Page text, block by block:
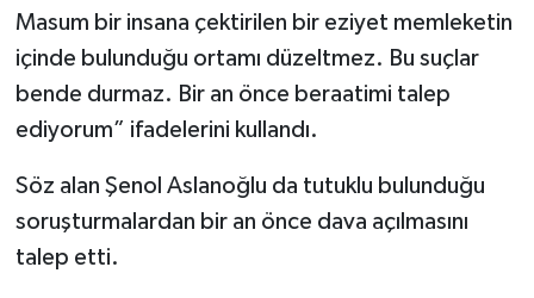
Masum bir insana çektirilen bir eziyet memleketin
içinde bulunduğu ortamı düzeltmez. Bu suçlar
bende durmaz. Bir an önce beraatimi talep
ediyorum” ifadelerini kullandı.
Söz alan Şenol Aslanoğlu da tutuklu bulunduğu
soruşturmalardan bir an önce dava açılmasını
talep etti.